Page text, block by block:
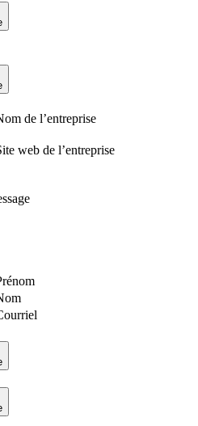
de l’entreprise
web de l’entreprise